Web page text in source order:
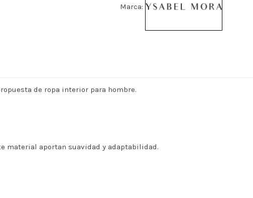
Marca:
de ropa interior para hombre.
material aportan suavidad y adaptabilidad.